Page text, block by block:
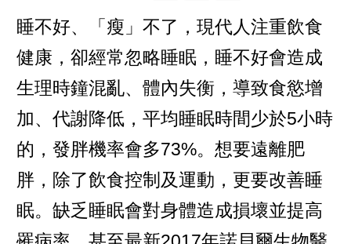
睡不好、「瘦」不了，現代人注重飲食
健康，卻經常忽略睡眠，睡不好會造成
生理時鐘混亂、體內失衡，導致食慾增
加、代謝降低，平均睡眠時間少於5小時
的，發胖機率會多73%。想要遠離肥
胖，除了飲食控制及運動，更要改善睡
眠。缺乏睡眠會對身體造成損壞並提高